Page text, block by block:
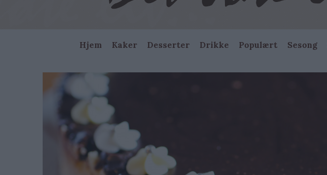
Main
navigation
Hjem Kaker Desserter Drikke Populært Sesong